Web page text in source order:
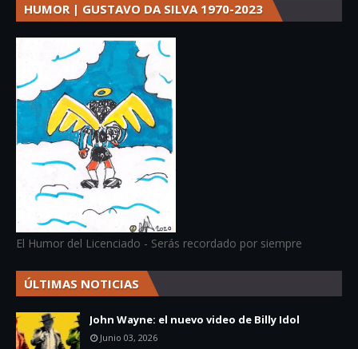
HUMOR | GUSTAVO DA SILVA 1970-2023
El Humor del Licenciado - Serás recordado por siempre
ÚLTIMAS NOTICIAS
John Wayne: el nuevo video de Billy Idol
Junio 03, 2026